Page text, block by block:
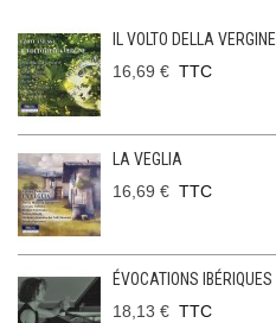
IL VOLTO DELLA VERGINE
16,69 € TTC
LA VEGLIA
16,69 € TTC
ÉVOCATIONS IBÉRIQUES
18,13 € TTC